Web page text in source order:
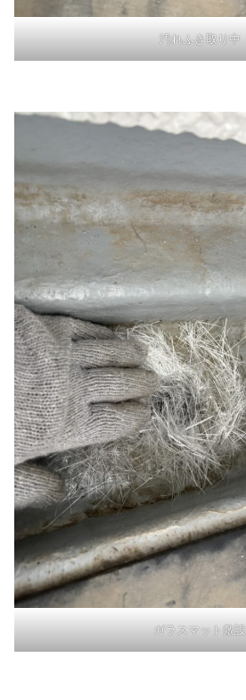
汚れふき取り中
ガラスマット敷設